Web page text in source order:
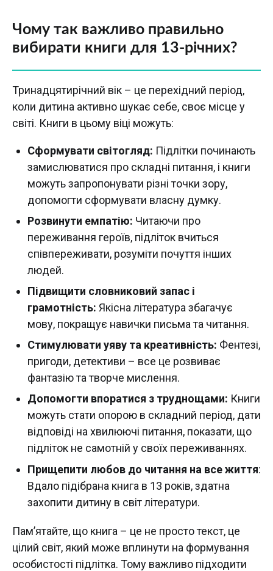
Чому так важливо правильно
вибирати книги для 13-річних?
Тринадцятирічний вік – це перехідний період,
коли дитина активно шукає себе, своє місце у
світі. Книги в цьому віці можуть:
Сформувати світогляд: Підлітки починають
замислюватися про складні питання, і книги
можуть запропонувати різні точки зору,
допомогти сформувати власну думку.
Розвинути емпатію: Читаючи про
переживання героїв, підліток вчиться
співпереживати, розуміти почуття інших
людей.
Підвищити словниковий запас і
грамотність: Якісна література збагачує
мову, покращує навички письма та читання.
Стимулювати уяву та креативність: Фентезі,
пригоди, детективи – все це розвиває
фантазію та творче мислення.
Допомогти впоратися з труднощами: Книги
можуть стати опорою в складний період, дати
відповіді на хвилюючі питання, показати, що
підліток не самотній у своїх переживаннях.
Прищепити любов до читання на все життя:
Вдало підібрана книга в 13 років, здатна
захопити дитину в світ літератури.
Пам’ятайте, що книга – це не просто текст, це
цілий світ, який може вплинути на формування
особистості підлітка. Тому важливо підходити